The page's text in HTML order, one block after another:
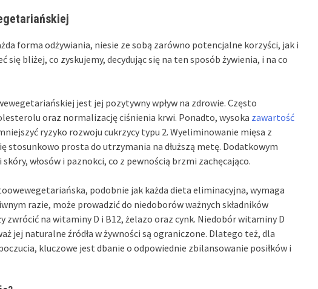
forma odżywiania, niesie ze sobą zarówno potencjalne korzyści, jak i
się bliżej, co zyskujemy, decydując się na ten sposób żywienia, i na co
jest jej pozytywny wpływ na zdrowie. Często
oraz normalizację ciśnienia krwi. Ponadto, wysoka zawartość
ryzyko rozwoju cukrzycy typu 2. Wyeliminowanie mięsa z
stosunkowo prosta do utrzymania na dłuższą metę. Dodatkowym
włosów i paznokci, co z pewnością brzmi zachęcająco.
podobnie jak każda dieta eliminacyjna, wymaga
razie, może prowadzić do niedoborów ważnych składników
zwrócić na witaminy D i B12, żelazo oraz cynk. Niedobór witaminy D
jej naturalne źródła w żywności są ograniczone. Dlatego też, dla
kluczowe jest dbanie o odpowiednie zbilansowanie posiłków i